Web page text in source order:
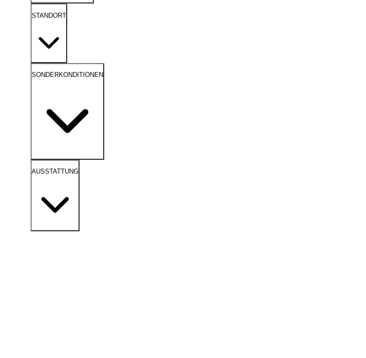
STANDORT
SONDERKONDITIONEN
AUSSTATTUNG